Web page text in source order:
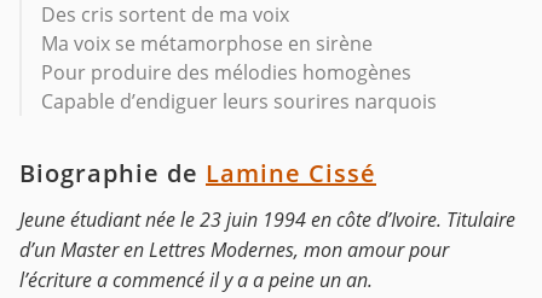
Des cris sortent de ma voix
Ma voix se métamorphose en sirène
Pour produire des mélodies homogènes
Capable d’endiguer leurs sourires narquois
Biographie de Lamine Cissé
Jeune étudiant née le 23 juin 1994 en côte d’Ivoire. Titulaire
d’un Master en Lettres Modernes, mon amour pour
l’écriture a commencé il y a a peine un an.